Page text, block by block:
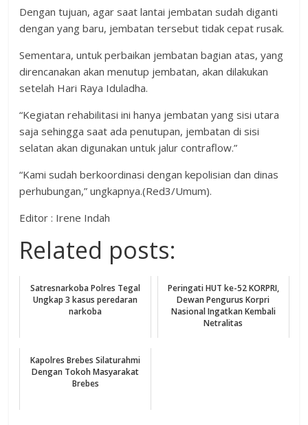
Dengan tujuan, agar saat lantai jembatan sudah diganti
dengan yang baru, jembatan tersebut tidak cepat rusak.
Sementara, untuk perbaikan jembatan bagian atas, yang
direncanakan akan menutup jembatan, akan dilakukan
setelah Hari Raya Iduladha.
“Kegiatan rehabilitasi ini hanya jembatan yang sisi utara
saja sehingga saat ada penutupan, jembatan di sisi
selatan akan digunakan untuk jalur contraflow.”
“Kami sudah berkoordinasi dengan kepolisian dan dinas
perhubungan,” ungkapnya.(Red3/Umum).
Editor : Irene Indah
Related posts:
Satresnarkoba Polres Tegal
Ungkap 3 kasus peredaran
narkoba
Peringati HUT ke-52 KORPRI,
Dewan Pengurus Korpri
Nasional Ingatkan Kembali
Netralitas
Kapolres Brebes Silaturahmi
Dengan Tokoh Masyarakat
Brebes